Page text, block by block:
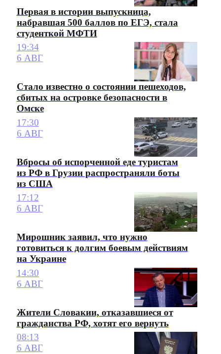
Первая в истории выпускница,
набравшая 500 баллов по ЕГЭ, стала
студенткой МФТИ
19:34
6 АВГ
Стало известно о состоянии пешеходов,
сбитых на островке безопасности в
Омске
17:30
6 АВГ
Вбросы об испорченной еде туристам
из РФ в Грузии распространяли боты
из США
17:12
6 АВГ
Мирошник заявил, что нужно
готовиться к долгим боевым действиям
на Украине
14:30
6 АВГ
Жители Словакии, отказавшиеся от
гражданства РФ, хотят его вернуть
08:13
6 АВГ